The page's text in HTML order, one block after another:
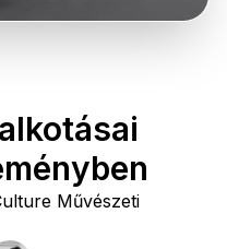
Művészeti